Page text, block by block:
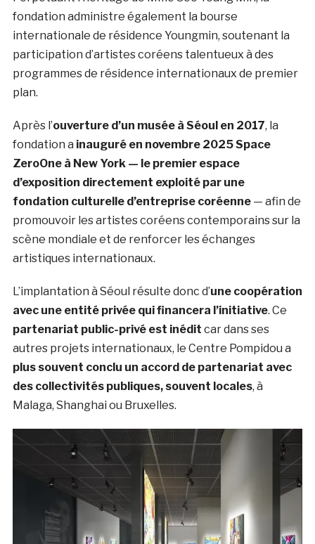
fondation administre également la bourse
internationale de résidence Youngmin, soutenant la
participation d’artistes coréens talentueux à des
programmes de résidence internationaux de premier
plan.
Après l’ouverture d’un musée à Séoul en 2017, la
fondation a inauguré en novembre 2025 Space
ZeroOne à New York — le premier espace
d’exposition directement exploité par une
fondation culturelle d’entreprise coréenne— afin de
promouvoir les artistes coréens contemporains sur la
scène mondiale et de renforcer les échanges
artistiques internationaux.
L’implantation à Séoul résulte donc d’une coopération
avec une entité privée qui financera l’initiative. Ce
partenariat public-privé est inédit car dans ses
autres projets internationaux, le Centre Pompidou a
plus souvent conclu un accord de partenariat avec
des collectivités publiques, souvent locales, à
Malaga, Shanghai ou Bruxelles.